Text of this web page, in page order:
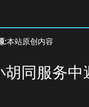
:本站原创内容
同服务中